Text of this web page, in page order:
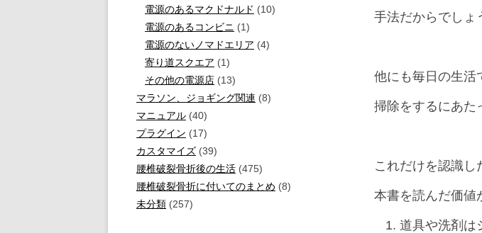
手法だからでしょ
他にも毎日の生活
掃除をするにあた
これだけを認識し
本書を読んだ価値
道具や洗剤は
電源のあるマクドナルド (10)
電源のあるコンビニ (1)
電源のないノマドエリア (4)
寄り道スクエア (1)
その他の電源店 (13)
マラソン、ジョギング関連 (8)
マニュアル (40)
プラグイン (17)
カスタマイズ (39)
腰椎破裂骨折後の生活 (475)
腰椎破裂骨折に付いてのまとめ (8)
未分類 (257)